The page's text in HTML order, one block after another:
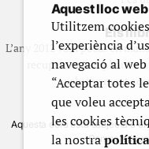
Els
L’any 2012 vam posar en
recuperant i ampliant
exclusivament
Aquesta obra està subjecta a
Aquest lloc
Utilitzem
l’experiència
navegació al
“Acceptar totes
que voleu
les cookies
la nostra